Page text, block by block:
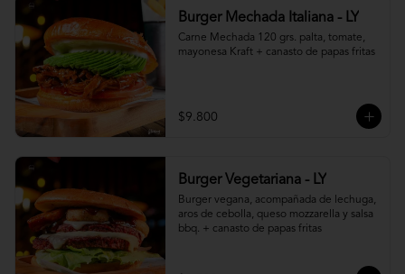
Burger Mechada Italiana - LY
Carne Mechada 120 grs. palta, tomate,
mayonesa Kraft + canasto de papas fritas
$9.800
Burger Vegetariana - LY
Burger vegana, acompañada de lechuga,
aros de cebolla, queso mozzarella y salsa
bbq. + canasto de papas fritas